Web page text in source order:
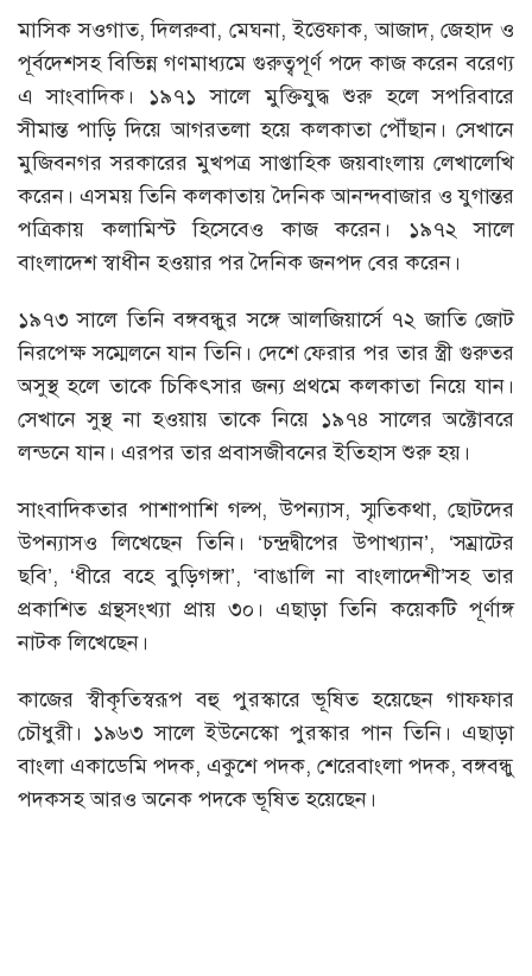
মাসিক সওগাত, দিলরুবা, মেঘনা, ইত্তেফাক, আজাদ, জেহাদ ও
পূর্বদেশসহ বিভিন্ন গণমাধ্যমে গুরুত্বপূর্ণ পদে কাজ করেন বরেণ্য
এ সাংবাদিক। ১৯৭১ সালে মুক্তিযুদ্ধ শুরু হলে সপরিবারে
সীমান্ত পাড়ি দিয়ে আগরতলা হয়ে কলকাতা পৌঁছান। সেখানে
মুজিবনগর সরকারের মুখপত্র সাপ্তাহিক জয়বাংলায় লেখালেখি
করেন। এসময় তিনি কলকাতায় দৈনিক আনন্দবাজার ও যুগান্তর
পত্রিকায় কলামিস্ট হিসেবেও কাজ করেন। ১৯৭২ সালে
বাংলাদেশ স্বাধীন হওয়ার পর দৈনিক জনপদ বের করেন।
১৯৭৩ সালে তিনি বঙ্গবন্ধুর সঙ্গে আলজিয়ার্সে ৭২ জাতি জোট
নিরপেক্ষ সম্মেলনে যান তিনি। দেশে ফেরার পর তার স্ত্রী গুরুতর
অসুস্থ হলে তাকে চিকিৎসার জন্য প্রথমে কলকাতা নিয়ে যান।
সেখানে সুস্থ না হওয়ায় তাকে নিয়ে ১৯৭৪ সালের অক্টোবরে
লন্ডনে যান। এরপর তার প্রবাসজীবনের ইতিহাস শুরু হয়।
সাংবাদিকতার পাশাপাশি গল্প, উপন্যাস, স্মৃতিকথা, ছোটদের
উপন্যাসও লিখেছেন তিনি। ‘চন্দ্রদ্বীপের উপাখ্যান’, ‘সম্রাটের
ছবি’, ‘ধীরে বহে বুড়িগঙ্গা’, ‘বাঙালি না বাংলাদেশী’সহ তার
প্রকাশিত গ্রন্থসংখ্যা প্রায় ৩০। এছাড়া তিনি কয়েকটি পূর্ণাঙ্গ
নাটক লিখেছেন।
কাজের স্বীকৃতিস্বরূপ বহু পুরস্কারে ভূষিত হয়েছেন গাফফার
চৌধুরী। ১৯৬৩ সালে ইউনেস্কো পুরস্কার পান তিনি। এছাড়া
বাংলা একাডেমি পদক, একুশে পদক, শেরেবাংলা পদক, বঙ্গবন্ধু
পদকসহ আরও অনেক পদকে ভূষিত হয়েছেন।